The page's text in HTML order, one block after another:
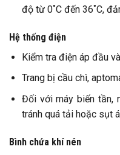
độ từ 0˚C đến 36˚C,
Hệ thống điện
Kiểm tra điện áp đầu
Trang bị cầu chì,
Đối với máy biến tần,
tránh quá tải hoặc sụt
Bình chứa khí nén